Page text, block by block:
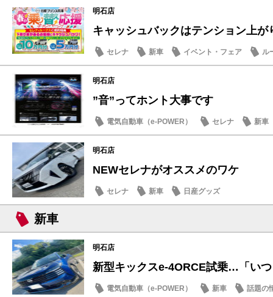
明石店
キャッシュバックはテンション上が
セレナ 新車 イベント・フェア ル
明石店
”音”ってホント大事です
電気自動車（e-POWER） セレナ 新車
明石店
NEWセレナがオススメのワケ
セレナ 新車 日産グッズ
新車
明石店
新型キックスe-4ORCE試乗…「い
電気自動車（e-POWER） 新車 話題の